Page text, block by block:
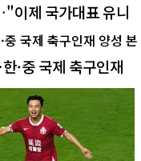
이제 국가대표 유니
·중 국제 축구인재